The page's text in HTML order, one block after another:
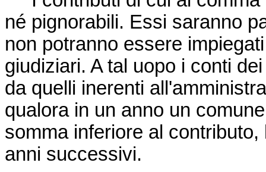
né pignorabili. Essi saranno
non potranno essere
giudiziari. A tal uopo i conti
da quelli inerenti
qualora in un anno un
somma inferiore al
anni successivi.